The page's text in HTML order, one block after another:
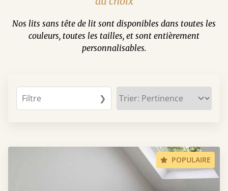
Nos lits sans tête de lit sont disponibles dans toutes les
couleurs, toutes les tailles, et sont entièrement
personnalisables.
Filtre ❯
POPULAIRE